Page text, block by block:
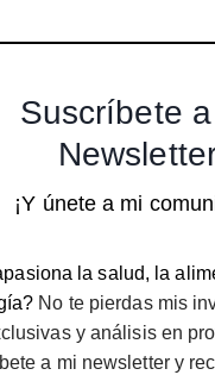
Suscríbete
¡Y únete a mi
la salud, la
No te pierdas mis
y análisis en
a mi newsletter y